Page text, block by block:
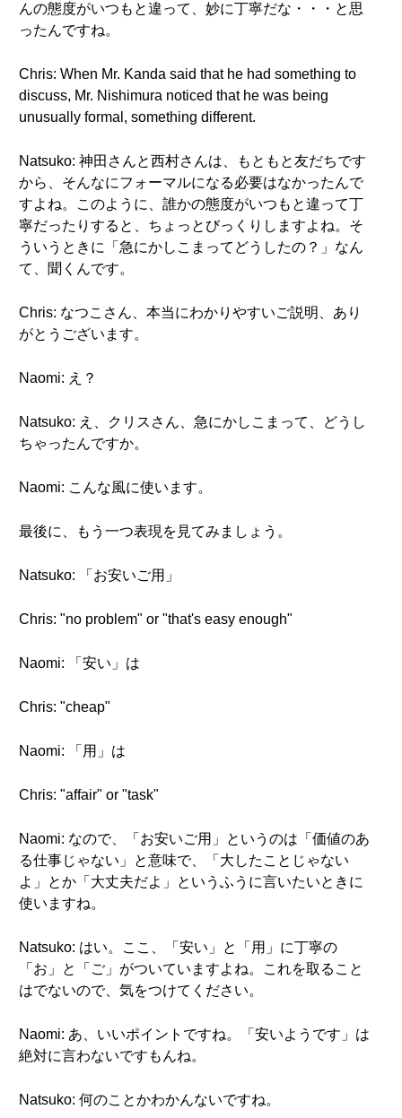
んの態度がいつもと違って、妙に丁寧だな・・・と思
ったんですね。
Chris: When Mr. Kanda said that he had something to
discuss, Mr. Nishimura noticed that he was being
unusually formal, something different.
Natsuko: 神田さんと西村さんは、もともと友だちです
から、そんなにフォーマルになる必要はなかったんで
すよね。このように、誰かの態度がいつもと違って丁
寧だったりすると、ちょっとびっくりしますよね。そ
ういうときに「急にかしこまってどうしたの？」なん
て、聞くんです。
Chris: なつこさん、本当にわかりやすいご説明、あり
がとうございます。
Naomi: え？
Natsuko: え、クリスさん、急にかしこまって、どうし
ちゃったんですか。
Naomi: こんな風に使います。
最後に、もう一つ表現を見てみましょう。
Natsuko: 「お安いご用」
Chris: "no problem" or "that's easy enough"
Naomi: 「安い」は
Chris: "cheap"
Naomi: 「用」は
Chris: "affair" or "task"
Naomi: なので、「お安いご用」というのは「価値のあ
る仕事じゃない」と意味で、「大したことじゃない
よ」とか「大丈夫だよ」というふうに言いたいときに
使いますね。
Natsuko: はい。ここ、「安い」と「用」に丁寧の
「お」と「ご」がついていますよね。これを取ること
はでないので、気をつけてください。
Naomi: あ、いいポイントですね。「安いようです」は
絶対に言わないですもんね。
Natsuko: 何のことかわかんないですね。